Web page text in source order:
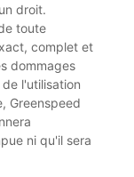
droit.
toute
complet et
dommages
l'utilisation
Greenspeed
ni qu'il sera